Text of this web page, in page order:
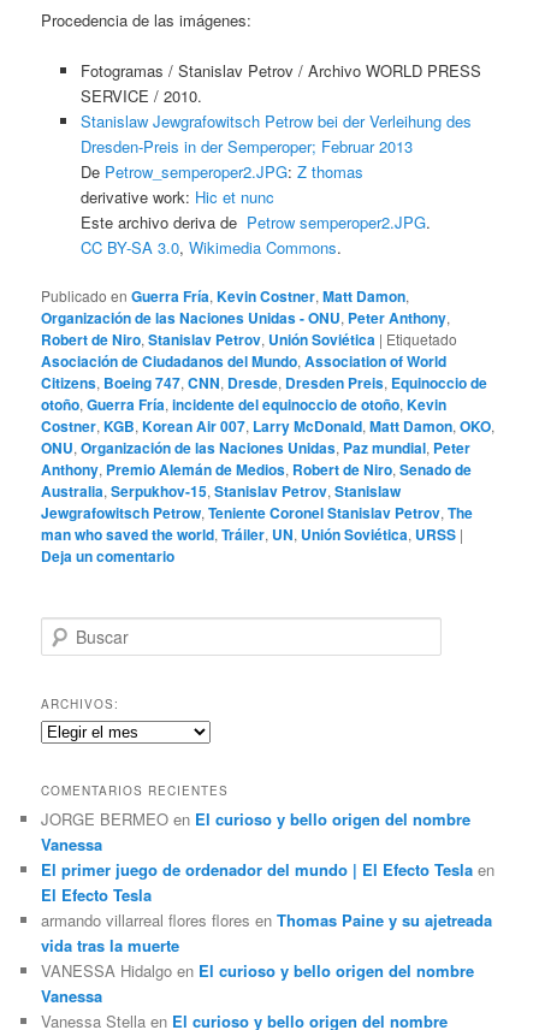
Procedencia de las imágenes:
Fotogramas / Stanislav Petrov / Archivo WORLD PRESS
SERVICE / 2010.
Stanislaw Jewgrafowitsch Petrow bei der Verleihung des
Dresden-Preis in der Semperoper; Februar 2013
De Petrow_semperoper2.JPG: Z thomas
derivative work: Hic et nunc
Este archivo deriva de Petrow semperoper2.JPG.
CC BY-SA 3.0, Wikimedia Commons.
Publicado en Guerra Fría,Kevin Costner,Matt Damon,
Organización de las Naciones Unidas - ONU, Peter Anthony,
Robert de Niro,Stanislav Petrov, Unión Soviética | Etiquetado
Asociación de Ciudadanos del Mundo,Association of World
Citizens, Boeing 747,CNN, Dresde, Dresden Preis, Equinoccio de
otoño,Guerra Fría,incidente del equinoccio de otoño,Kevin
Costner,KGB,Korean Air 007, Larry McDonald,Matt Damon,OKO,
ONU,Organización de las Naciones Unidas, Paz mundial, Peter
Anthony, Premio Alemán de Medios, Robert de Niro,Senado de
Australia,Serpukhov-15,Stanislav Petrov,Stanislaw
Jewgrafowitsch Petrow,Teniente Coronel Stanislav Petrov,The
man who saved the world,Tráiler, UN, Unión Soviética, URSS |
Deja un comentario
u
c
a
r
ARCHIVOS:
Archivos:
COMENTARIOS RECIENTES
JORGE BERMEO en El curioso y bello origen del nombre
Vanessa
El primer juego de ordenador del mundo | El Efecto Tesla en
El Efecto Tesla
armando villarreal flores flores enThomas Paine y su ajetreada
vida tras la muerte
VANESSA Hidalgo en El curioso y bello origen del nombre
Vanessa
Vanessa Stella en El curioso y bello origen del nombre